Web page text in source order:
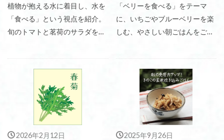
植物が抱える水に着目し、水を
「食べる」という視点を紹介。
旬のトマトと茗荷のサラダを通
夏の一皿を提案します。
「ベリーを食べる」をテーマ
に、いちごやブルーベリーを楽
しむ、やさしい朝ごはんをご紹
2026年2月12日
2025年9月26日